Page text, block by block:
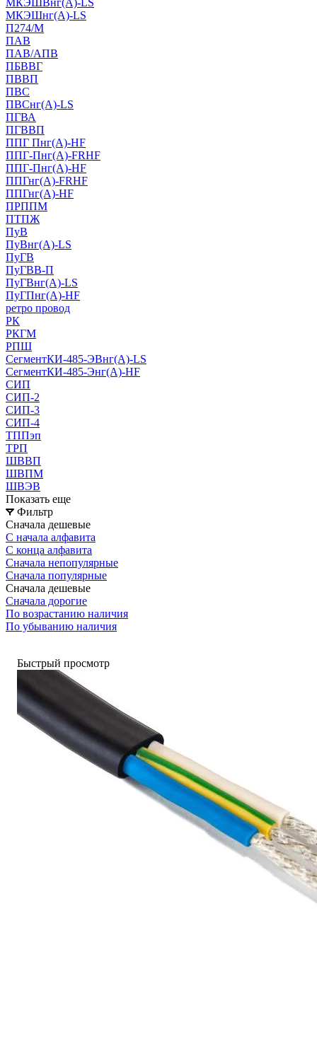
МКЭШнг(А)-LS
П274/М
ПАВ
ПАВ/АПВ
ПБВВГ
ПВВП
ПВС
ПВСнг(А)-LS
ПГВА
ПГВВП
ППГ Пнг(А)-HF
ППГ-Пнг(А)-FRHF
ППГ-Пнг(А)-HF
ППГнг(А)-FRHF
ППГнг(А)-HF
ПРППМ
ПТПЖ
ПуВ
ПуВнг(А)-LS
ПуГВ
ПуГВВ-П
ПуГВнг(А)-LS
ПуГПнг(А)-HF
ретро провод
РК
РКГМ
РПШ
СегментКИ-485-ЭВнг(А)-LS
СегментКИ-485-Энг(А)-HF
СИП
СИП-2
СИП-3
СИП-4
ТППэп
ТРП
ШВВП
ШВПМ
ШВЭВ
Показать еще
Фильтр
Сначала дешевые
С начала алфавита
С конца алфавита
Сначала непопулярные
Сначала популярные
Сначала дешевые
Сначала дорогие
По возрастанию наличия
По убыванию наличия
Быстрый просмотр